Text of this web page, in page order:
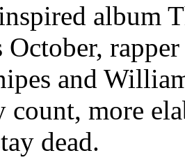
album
and
count, more
dead.